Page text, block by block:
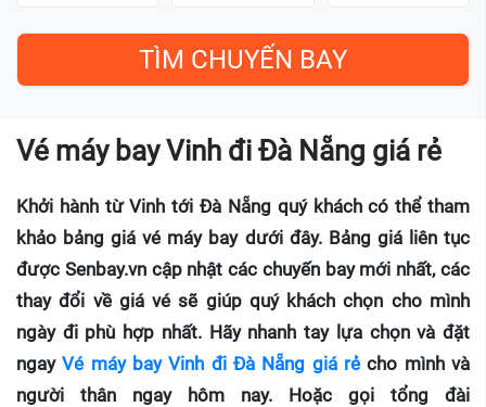
Vé máy bay Vinh đi Đà Nẵng giá rẻ
Khởi hành từ Vinh tới Đà Nẵng quý khách có thể tham
khảo bảng giá vé máy bay dưới đây. Bảng giá liên tục
được Senbay.vn cập nhật các chuyến bay mới nhất, các
thay đổi về giá vé sẽ giúp quý khách chọn cho mình
ngày đi phù hợp nhất. Hãy nhanh tay lựa chọn và đặt
ngayVé máy bay Vinh đi Đà Nẵng giá rẻ cho mình và
người thân ngay hôm nay. Hoặc gọi tổng đài